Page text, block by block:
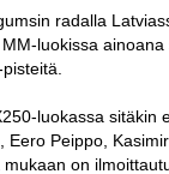
radalla
luokissa
luokassa
Peippo,
on